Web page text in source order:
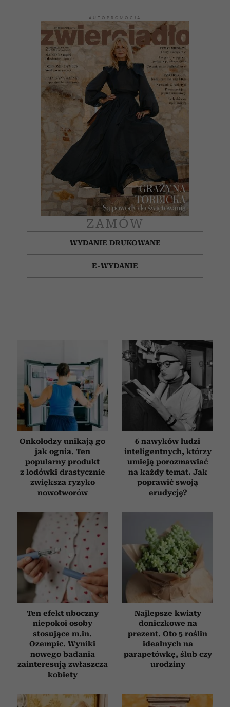
AUTOPROMOCJA
ZAMÓW
WYDANIE DRUKOWANE
E-WYDANIE
Onkolodzy unikają go
jak ognia. Ten
popularny produkt
z lodówki drastycznie
zwiększa ryzyko
nowotworów
6 nawyków ludzi
inteligentnych, którzy
umieją porozmawiać
na każdy temat. Jak
poprawić swoją
erudycję?
Ten efekt uboczny
niepokoi osoby
stosujące m.in.
Ozempic. Wyniki
nowego badania
zainteresują zwłaszcza
kobiety
Najlepsze kwiaty
doniczkowe na
prezent. Oto 5 roślin
idealnych na
parapetówkę, ślub czy
urodziny